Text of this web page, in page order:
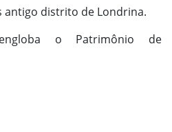
antigo distrito de Londrina.
o Patrimônio de